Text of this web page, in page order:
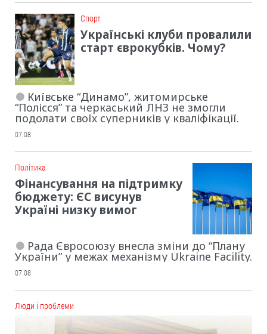
Cпорт
Українські клуби провалили
старт єврокубків. Чому?
Київське “Динамо”, житомирське
“Полісся” та черкаський ЛНЗ не змогли
подолати своїх суперників у кваліфікації.
07.08
Політика
Фінансування на підтримку
бюджету: ЄС висунув
Україні низку вимог
Рада Євросоюзу внесла зміни до “Плану
України” у межах механізму Ukraine Facility.
07.08
Люди і проблеми